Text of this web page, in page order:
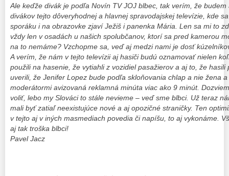
Ale keďže divák je podľa Novín TV JOJ blbec, tak verím, že
divákov tejto dôveryhodnej a hlavnej spravodajskej televízie, kde
sporáku i na obrazovke zjaví Ježiš i panenka Mária. Len sa mi to
vždy len v osadách u našich spolubčanov, ktorí sa pred kamerou
na to nemáme? Vzchopme sa, veď aj medzi nami je dosť
A verím, že nám v tejto televízii aj hasiči budú oznamovať nielen
použili na hasenie, že vytiahli z vozidiel pasažierov a aj to, že hasili
uverili, že Jenifer Lopez bude podľa skloňovania chlap a nie žena
moderátormi avizovaná reklamná minúta viac ako 9 minút.
voliť, lebo my Slováci to stále nevieme – veď sme blbci. Už teraz
mali byť zatiaľ neexistujúce nové a aj opozičné straničky. Ten
v tejto aj v iných masmediach povedia či napíšu, to aj vykonáme.
aj tak troška blbci!
Pavel Jacz